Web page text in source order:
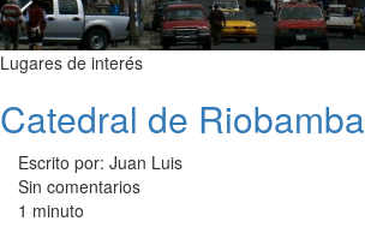
Lugares de interés
Catedral de Riobamba
Escrito por: Juan Luis
Sin comentarios
1 minuto